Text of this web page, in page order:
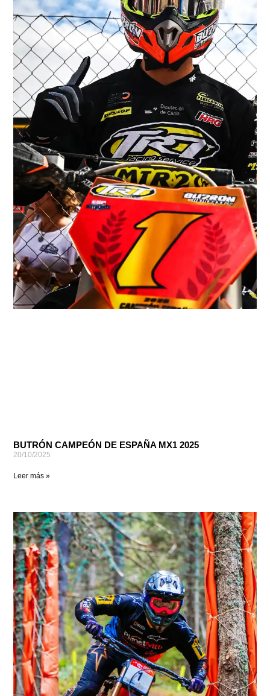
BUTRÓN CAMPEÓN DE ESPAÑA MX1 2025
20/10/2025
Leer más »